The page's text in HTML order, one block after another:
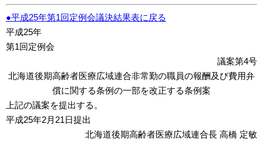
●平成25年第1回定例会議決結果表に戻る
平成25年
第1回定例会
議案第4号
北海道後期高齢者医療広域連合非常勤の職員の報酬及び費用弁
償に関する条例の一部を改正する条例案
上記の議案を提出する。
平成25年2月21日提出
北海道後期高齢者医療広域連合長 高橋 定敏